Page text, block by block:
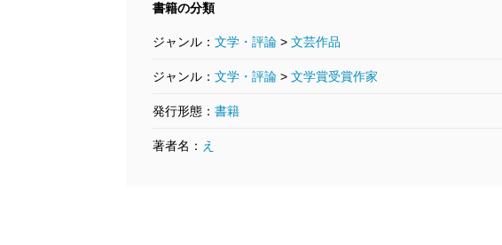
書籍の分類
ジャンル： 文学・評論 > 文芸作品
ジャンル： 文学・評論 > 文学賞受賞作家
発行形態： 書籍
著者名： え